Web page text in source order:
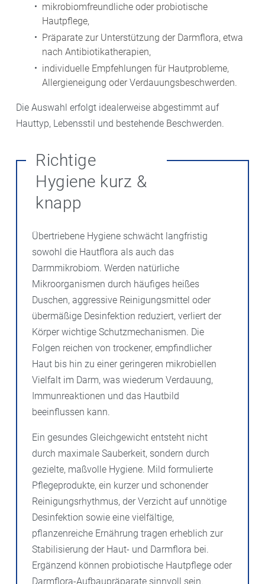
mikrobiomfreundliche oder probiotische
Hautpflege,
Präparate zur Unterstützung der Darmflora, etwa
nach Antibiotikatherapien,
individuelle Empfehlungen für Hautprobleme,
Allergieneigung oder Verdauungsbeschwerden.
Die Auswahl erfolgt idealerweise abgestimmt auf
Hauttyp, Lebensstil und bestehende Beschwerden.
Richtige
Hygiene kurz &
knapp
Übertriebene Hygiene schwächt langfristig
sowohl die Hautflora als auch das
Darmmikrobiom. Werden natürliche
Mikroorganismen durch häufiges heißes
Duschen, aggressive Reinigungsmittel oder
übermäßige Desinfektion reduziert, verliert der
Körper wichtige Schutzmechanismen. Die
Folgen reichen von trockener, empfindlicher
Haut bis hin zu einer geringeren mikrobiellen
Vielfalt im Darm, was wiederum Verdauung,
Immunreaktionen und das Hautbild
beeinflussen kann.
Ein gesundes Gleichgewicht entsteht nicht
durch maximale Sauberkeit, sondern durch
gezielte, maßvolle Hygiene. Mild formulierte
Pflegeprodukte, ein kurzer und schonender
Reinigungsrhythmus, der Verzicht auf unnötige
Desinfektion sowie eine vielfältige,
pflanzenreiche Ernährung tragen erheblich zur
Stabilisierung der Haut- und Darmflora bei.
Ergänzend können probiotische Hautpflege oder
Darmflora-Aufbaupräparate sinnvoll sein.